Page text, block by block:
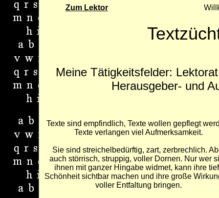
Zum Lektor
Meine Tätigkeitsfelder:
Herausgeber- und
Texte sind empfindlich, Texte wollen gepflegt
Texte verlangen viel Aufmerksamkeit.
Sie sind streichelbedürftig, zart, zerbrechlich.
auch störrisch, struppig, voller Dornen. Nur wer
ihnen mit ganzer Hingabe widmet, kann ihre
Schönheit sichtbar machen und ihre große
voller Entfaltung bringen.